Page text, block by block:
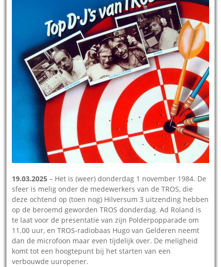
19.03.2025 – Het is (weer) donderdag 1 november 1984. De
sfeer is melig onder de medewerkers van de TROS, die
deze ochtend op (toen nog) Hilversum 3 uitzending hebben
op de beroemd geworden TROS donderdag. Ad Roland is
te laat voor de presentatie van zijn Polderpopparade om
11.00 uur, en TROS-radiobaas Hugo van Gelderen neemt
dan de microfoon maar even tijdelijk over. De meligheid
komt tot een hoogtepunt bij het starten van een
verbouwde uuropener.